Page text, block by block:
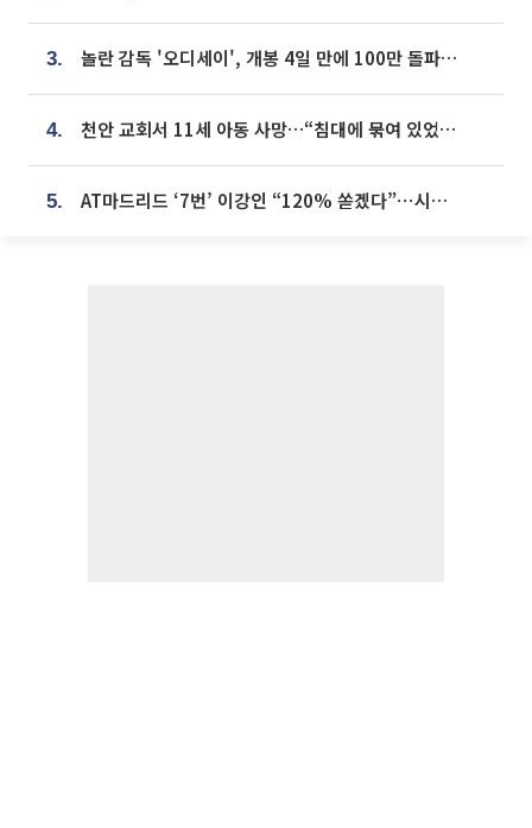
3. 놀란 감독 '오디세이', 개봉 4일 만에 100만 돌파⋯'왕사남' 보다 빠르다
4. 천안 교회서 11세 아동 사망…“침대에 묶여 있었다” 진술 확보
5. AT마드리드 ‘7번’ 이강인 “120% 쏟겠다”⋯시메오네 감독 “필요한 선수”